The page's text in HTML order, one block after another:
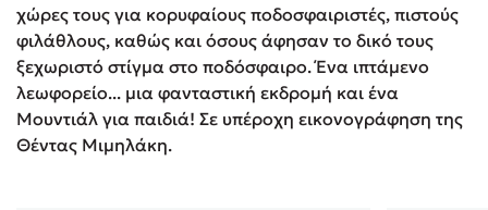
χώρες τους για κορυφαίους ποδοσφαιριστές, πιστούς
φιλάθλους, καθώς και όσους άφησαν το δικό τους
ξεχωριστό στίγμα στο ποδόσφαιρο. Ένα ιπτάμενο
λεωφορείο... μια φανταστική εκδρομή και ένα
Μουντιάλ για παιδιά! Σε υπέροχη εικονογράφηση της
Θέντας Μιμηλάκη.